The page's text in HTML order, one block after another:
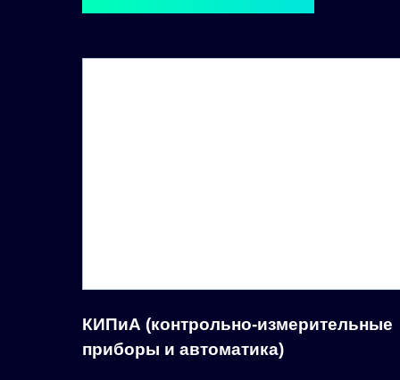
КИПиА (контрольно-измерительные
приборы и автоматика)